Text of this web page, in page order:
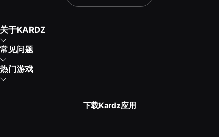
关于KARDZ
常见问题
热门游戏
下载Kardz应用